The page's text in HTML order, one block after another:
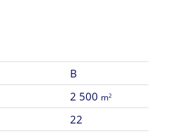
B
2 500 m2
22